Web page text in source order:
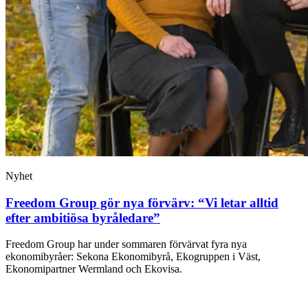
Nyhet
Freedom Group gör nya förvärv: “Vi letar alltid
efter ambitiösa byråledare”
Freedom Group har under sommaren förvärvat fyra nya
ekonomibyråer: Sekona Ekonomibyrå, Ekogruppen i Väst,
Ekonomipartner Wermland och Ekovisa.